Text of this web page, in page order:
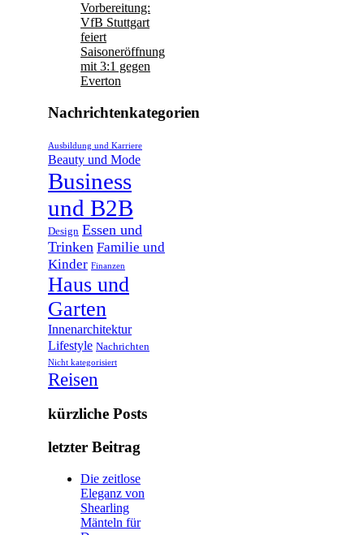
Vorbereitung:
VfB Stuttgart
feiert
Saisoneröffnung
mit 3:1 gegen
Everton
Nachrichtenkategorien
Ausbildung und Karriere
Beauty und Mode
Business
und B2B
Design Essen und
Trinken Familie und
Kinder Finanzen
Haus und
Garten
Innenarchitektur
Lifestyle Nachrichten
Nicht kategorisiert
Reisen
kürzliche Posts
letzter Beitrag
Die zeitlose
Eleganz von
Shearling
Mänteln für